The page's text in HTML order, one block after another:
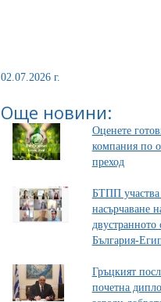
02.07.2026 г.
Още новини:
Оценете
компания по
преход
БТПП участва
насърчаване
двустранното
България-
Гръцкият
почетна